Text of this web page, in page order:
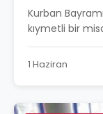
Kurban
kıymetli bir
1 Haziran